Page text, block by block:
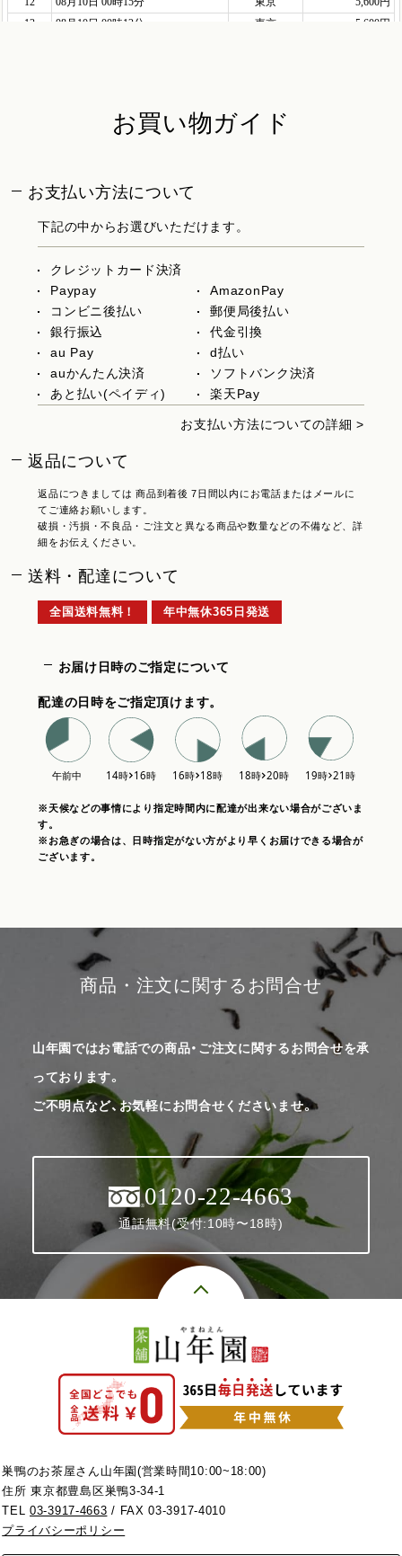
お買い物ガイド
お支払い方法について
下記の中からお選びいただけます。
クレジットカード決済
Paypay
AmazonPay
コンビニ後払い
郵便局後払い
銀行振込
代金引換
au Pay
d払い
auかんたん決済
ソフトバンク決済
あと払い(ペイディ)
楽天Pay
お支払い方法についての詳細 >
返品について
返品につきましては 商品到着後 7日間以内にお電話またはメールに
てご連絡お願いします。
破損・汚損・不良品・ご注文と異なる商品や数量などの不備など、詳
細をお伝えください。
送料・配達について
全国送料無料！ 年中無休365日発送
お届け日時のご指定について
配達の日時をご指定頂けます。
※天候などの事情により指定時間内に配達が出来ない場合がございま
す。
※お急ぎの場合は、日時指定がない方がより早くお届けできる場合が
ございます。
商品・注文に関するお問合せ
山年園ではお電話での商品・ご注文に関するお問合せを承
っております。
ご不明点など、お気軽にお問合せくださいませ。
0120-22-4663
通話無料(受付:10時〜18時)
巣鴨のお茶屋さん山年園(営業時間10:00~18:00)
住所 東京都豊島区巣鴨3-34-1
TEL03-3917-4663 / FAX 03-3917-4010
プライバシーポリシー